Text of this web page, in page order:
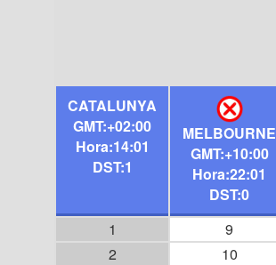
CATALUNYA
GMT:+02:00
Hora:14:01
DST:1
MELBOURNE
GMT:+10:00
Hora:22:01
DST:0
1 9
2 10